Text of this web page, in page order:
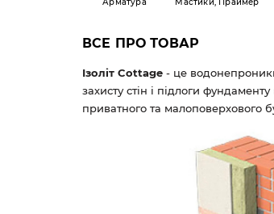
Арматура Мастики, Праймер
ВСЕ ПРО ТОВАР
Ізоліт Cottage - це
захисту стін і підлоги
приватного та малоповерхового